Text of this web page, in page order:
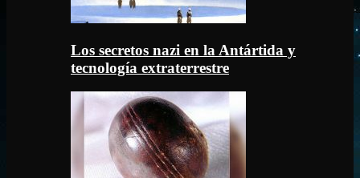
Los secretos nazi en la Antártida y
tecnología extraterrestre